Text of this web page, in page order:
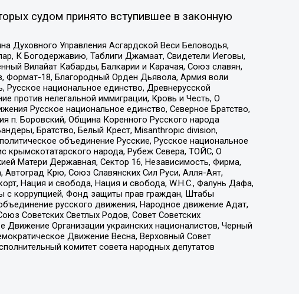
судом принято вступившее в законную
Духовного Управления Асгардской Веси Беловодья,
К Богодержавию, Таблиги Джамаат, Свидетели Иеговы,
Вилайат Кабарды, Балкарии и Карачая, Союз славян,
Формат-18, Благородный Орден Дьявола, Армия воли
национальное единство, Древнерусской
против нелегальной иммиграции, Кровь и Честь, О
Русское национальное единство, Северное Братство,
п. Боровский, Община Коренного Русского народа
Братство, Белый Крест, Misanthropic division,
объединение Русские, Русское национальное
крымскотатарского народа, Рубеж Севера, ТОЙС, О
Матери Державная, Сектор 16, Независимость, Фирма,
Крю, Союз Славянских Сил Руси, Алля-Аят,
Нация и свобода, Нация и свобода, W.H.С., Фалунь Дафа,
с коррупцией, Фонд защиты прав граждан, Штабы
русского движения, Народное движение Адат,
Советских Светлых Родов, Совет Советских
Организации украинских националистов, Черный
Движение Весна, Верховный Совет
комитет совета народных депутатов